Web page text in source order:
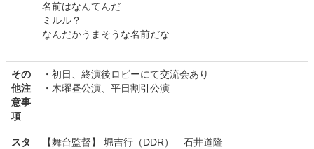
名前はなんてんだ
ミルル？
なんだかうまそうな名前だな
その
他注
意事
項
・初日、終演後ロビーにて交流会あり
・木曜昼公演、平日割引公演
スタ
【舞台監督】 堀吉行（DDR） 石井道隆